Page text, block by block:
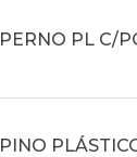
PERNO PL C/
PINO